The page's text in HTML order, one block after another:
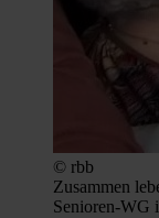
© rbb
Zusammen
Senioren-WG